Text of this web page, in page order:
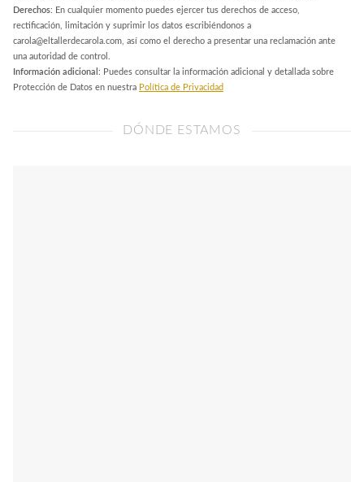
Derechos: En cualquier momento puedes ejercer tus derechos de acceso,
rectificación, limitación y suprimir los datos escribiéndonos a
carola@eltallerdecarola.com, así como el derecho a presentar una reclamación ante
una autoridad de control.
Información adicional : Puedes consultar la información adicional y detallada sobre
Protección de Datos en nuestra Política de Privacidad
DÓNDE ESTAMOS